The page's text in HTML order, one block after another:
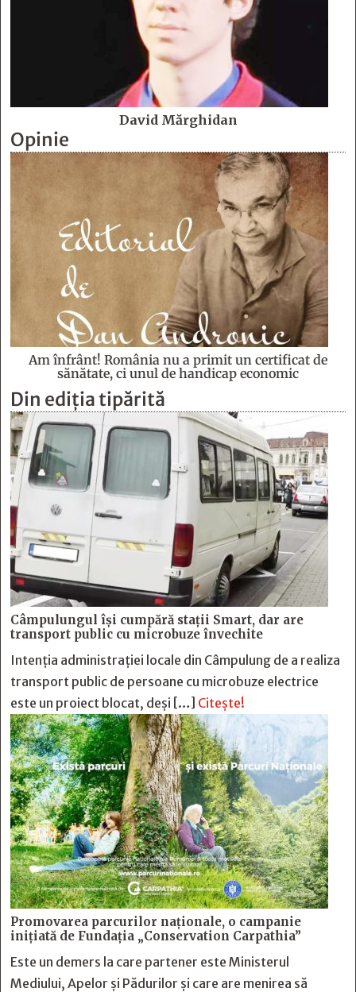
David Mărghidan
Opinie
Am înfrânt! România nu a primit un certificat de
sănătate, ci unul de handicap economic
Din ediția tipărită
Câmpulungul îşi cumpără staţii Smart, dar are
transport public cu microbuze învechite
Intenția administrației locale din Câmpulung de a realiza
transport public de persoane cu microbuze electrice
este un proiect blocat, deși […] Citește!
Promovarea parcurilor naționale, o campanie
inițiată de Fundația „Conservation Carpathia”
Este un demers la care partener este Ministerul
Mediului, Apelor și Pădurilor și care are menirea să